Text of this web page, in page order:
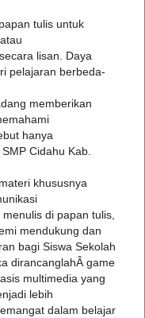
tulis untuk
lisan. Daya
pelajaran berbeda-
memberikan
hanya
Cidahu Kab.
khususnya
di papan tulis,
mendukung dan
bagi Siswa Sekolah
dirancanglahÂ game
multimedia yang
lebih
dalam belajar